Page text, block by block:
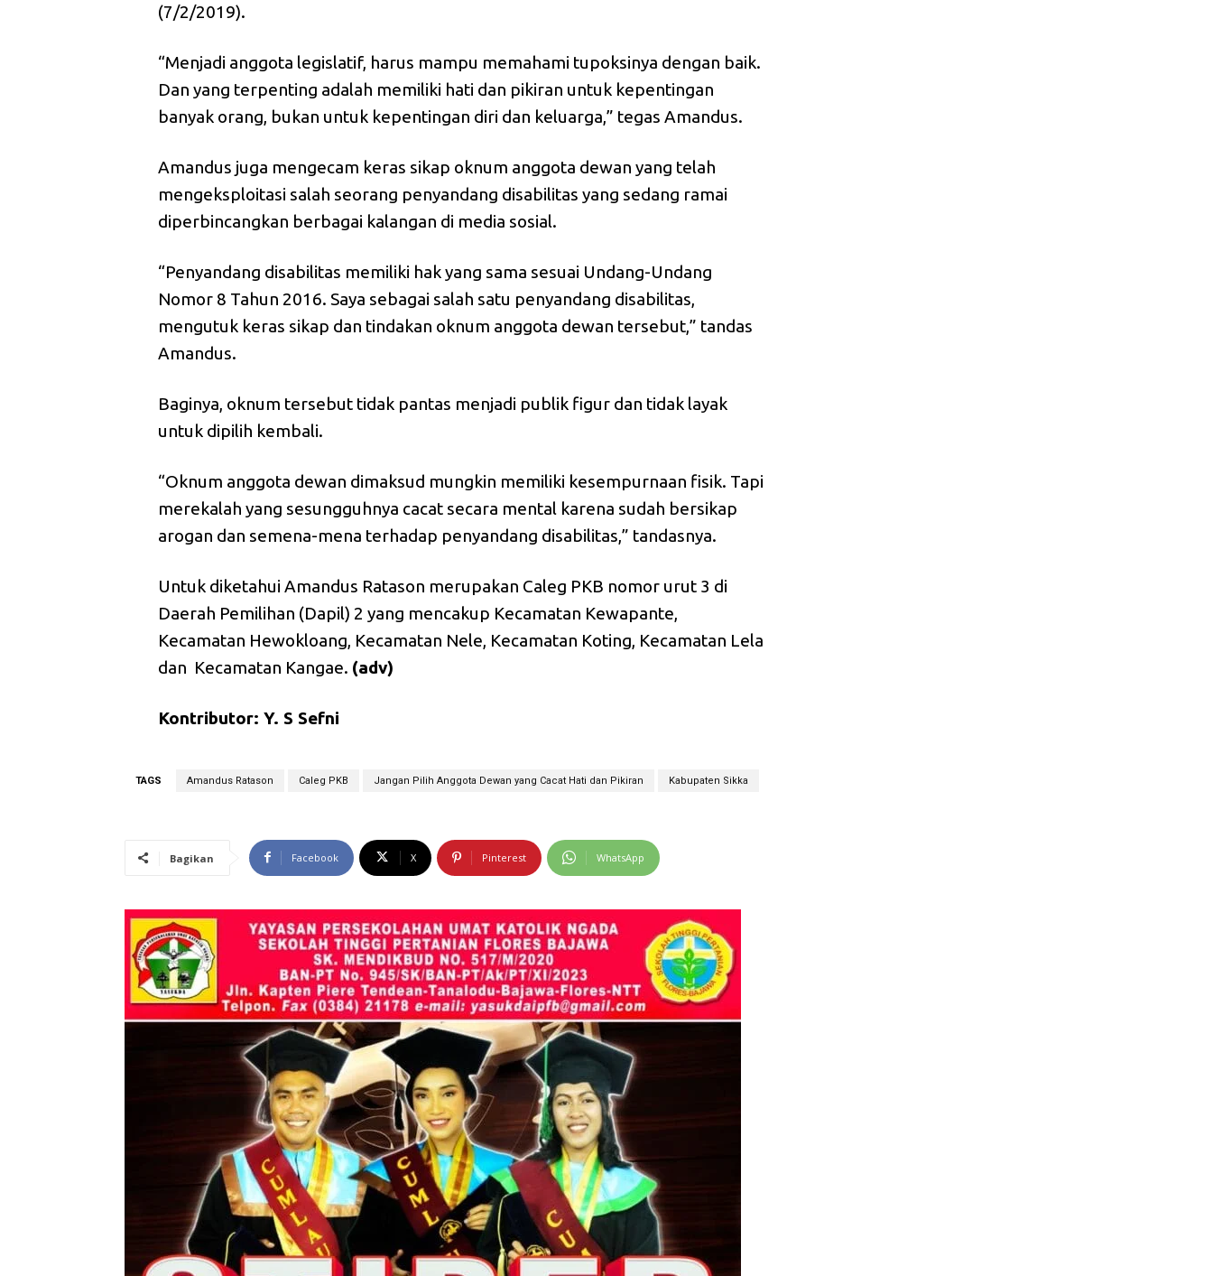
(7/2/2019).
“Menjadi anggota legislatif, harus mampu memahami tupoksinya dengan baik.
Dan yang terpenting adalah memiliki hati dan pikiran untuk kepentingan
banyak orang, bukan untuk kepentingan diri dan keluarga,” tegas Amandus.
Amandus juga mengecam keras sikap oknum anggota dewan yang telah
mengeksploitasi salah seorang penyandang disabilitas yang sedang ramai
diperbincangkan berbagai kalangan di media sosial.
“Penyandang disabilitas memiliki hak yang sama sesuai Undang-Undang
Nomor 8 Tahun 2016. Saya sebagai salah satu penyandang disabilitas,
mengutuk keras sikap dan tindakan oknum anggota dewan tersebut,” tandas
Amandus.
Baginya, oknum tersebut tidak pantas menjadi publik figur dan tidak layak
untuk dipilih kembali.
“Oknum anggota dewan dimaksud mungkin memiliki kesempurnaan fisik. Tapi
merekalah yang sesungguhnya cacat secara mental karena sudah bersikap
arogan dan semena-mena terhadap penyandang disabilitas,” tandasnya.
Untuk diketahui Amandus Ratason merupakan Caleg PKB nomor urut 3 di
Daerah Pemilihan (Dapil) 2 yang mencakup Kecamatan Kewapante,
Kecamatan Hewokloang, Kecamatan Nele, Kecamatan Koting, Kecamatan Lela
dan Kecamatan Kangae. (adv)
Kontributor: Y. S Sefni
TAGS Amandus Ratason Caleg PKB Jangan Pilih Anggota Dewan yang Cacat Hati dan Pikiran Kabupaten Sikka
Bagikan Facebook X Pinterest WhatsApp